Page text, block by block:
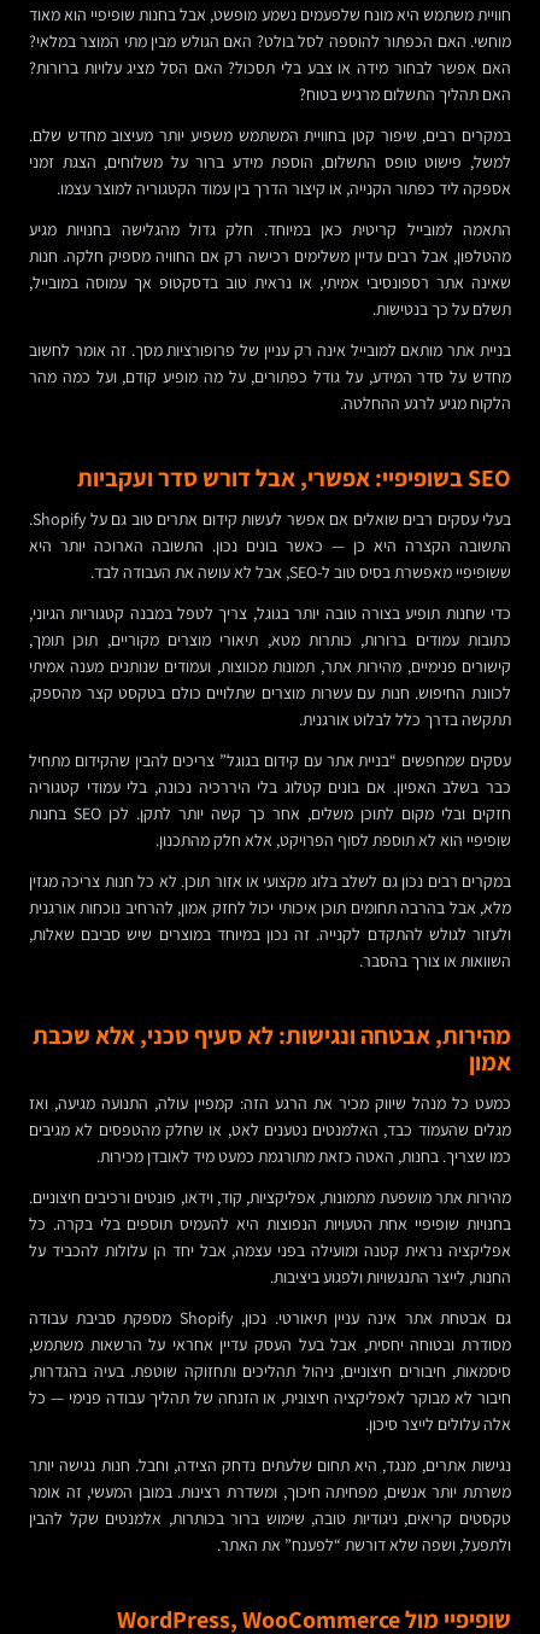
חוויית משתמש היא מונח שלפעמים נשמע מופשט, אבל בחנות שופיפיי הוא מאוד
מוחשי. האם הכפתור להוספה לסל בולט? האם הגולש מבין מתי המוצר במלאי?
האם אפשר לבחור מידה או צבע בלי תסכול? האם הסל מציג עלויות ברורות?
האם תהליך התשלום מרגיש בטוח?
במקרים רבים, שיפור קטן בחוויית המשתמש משפיע יותר מעיצוב מחדש שלם.
למשל, פישוט טופס התשלום, הוספת מידע ברור על משלוחים, הצגת זמני
אספקה ליד כפתור הקנייה, או קיצור הדרך בין עמוד הקטגוריה למוצר עצמו.
התאמה למובייל קריטית כאן במיוחד. חלק גדול מהגלישה בחנויות מגיע
מהטלפון, אבל רבים עדיין משלימים רכישה רק אם החוויה מספיק חלקה. חנות
שאינה אתר רספונסיבי אמיתי, או נראית טוב בדסקטופ אך עמוסה במובייל,
תשלם על כך בנטישות.
בניית אתר מותאם למובייל אינה רק עניין של פרופורציות מסך. זה אומר לחשוב
מחדש על סדר המידע, על גודל כפתורים, על מה מופיע קודם, ועל כמה מהר
הלקוח מגיע לרגע ההחלטה.
SEO בשופיפיי: אפשרי, אבל דורש סדר ועקביות
בעלי עסקים רבים שואלים אם אפשר לעשות קידום אתרים טוב גם על Shopify.
התשובה הקצרה היא כן — כאשר בונים נכון. התשובה הארוכה יותר היא
ששופיפיי מאפשרת בסיס טוב ל-SEO, אבל לא עושה את העבודה לבד.
כדי שחנות תופיע בצורה טובה יותר בגוגל, צריך לטפל במבנה קטגוריות הגיוני,
כתובות עמודים ברורות, כותרות מטא, תיאורי מוצרים מקוריים, תוכן תומך,
קישורים פנימיים, מהירות אתר, תמונות מכווצות, ועמודים שנותנים מענה אמיתי
לכוונת החיפוש. חנות עם עשרות מוצרים שתלויים כולם בטקסט קצר מהספק,
תתקשה בדרך כלל לבלוט אורגנית.
עסקים שמחפשים “בניית אתר עם קידום בגוגל” צריכים להבין שהקידום מתחיל
כבר בשלב האפיון. אם בונים קטלוג בלי היררכיה נכונה, בלי עמודי קטגוריה
חזקים ובלי מקום לתוכן משלים, אחר כך קשה יותר לתקן. לכן SEO בחנות
שופיפיי הוא לא תוספת לסוף הפרויקט, אלא חלק מהתכנון.
במקרים רבים נכון גם לשלב בלוג מקצועי או אזור תוכן. לא כל חנות צריכה מגזין
מלא, אבל בהרבה תחומים תוכן איכותי יכול לחזק אמון, להרחיב נוכחות אורגנית
ולעזור לגולש להתקדם לקנייה. זה נכון במיוחד במוצרים שיש סביבם שאלות,
השוואות או צורך בהסבר.
מהירות, אבטחה ונגישות: לא סעיף טכני, אלא שכבת
אמון
כמעט כל מנהל שיווק מכיר את הרגע הזה: קמפיין עולה, התנועה מגיעה, ואז
מגלים שהעמוד כבד, האלמנטים נטענים לאט, או שחלק מהטפסים לא מגיבים
כמו שצריך. בחנות, האטה כזאת מתורגמת כמעט מיד לאובדן מכירות.
מהירות אתר מושפעת מתמונות, אפליקציות, קוד, וידאו, פונטים ורכיבים חיצוניים.
בחנויות שופיפיי אחת הטעויות הנפוצות היא להעמיס תוספים בלי בקרה. כל
אפליקציה נראית קטנה ומועילה בפני עצמה, אבל יחד הן עלולות להכביד על
החנות, לייצר התנגשויות ולפגוע ביציבות.
גם אבטחת אתר אינה עניין תיאורטי. נכון, Shopify מספקת סביבת עבודה
מסודרת ובטוחה יחסית, אבל בעל העסק עדיין אחראי על הרשאות משתמש,
סיסמאות, חיבורים חיצוניים, ניהול תהליכים ותחזוקה שוטפת. בעיה בהגדרות,
חיבור לא מבוקר לאפליקציה חיצונית, או הזנחה של תהליך עבודה פנימי — כל
אלה עלולים לייצר סיכון.
נגישות אתרים, מנגד, היא תחום שלעתים נדחק הצידה, וחבל. חנות נגישה יותר
משרתת יותר אנשים, מפחיתה חיכוך, ומשדרת רצינות. במובן המעשי, זה אומר
טקסטים קריאים, ניגודיות טובה, שימוש ברור בכותרות, אלמנטים שקל להבין
ולתפעל, ושפה שלא דורשת “לפענח” את האתר.
שופיפיי מול WordPress, WooCommerce